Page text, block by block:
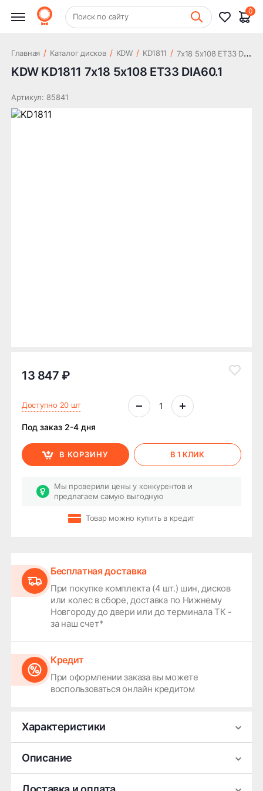
+7 (831) 261-35-35 Шиномонтаж
Поиск по сайту
0
Главная / Каталог дисков / KDW / KD1811 / 7
x18 5x108 ET33 DIA60.1
KDW KD1811 7x18 5x108 ET33 DIA60.1
Артикул: 85841
13 847 ₽
Доступно 20 шт
Под заказ 2-4 дня
В КОРЗИНУ В 1 КЛИК
Мы проверили цены у конкурентов и
предлагаем самую выгодную
Товар можно купить в кредит
Бесплатная доставка
При покупке комплекта (4 шт.) шин, дисков
или колес в сборе, доставка по Нижнему
Новгороду до двери или до терминала ТК -
за наш счет*
Кредит
При оформлении заказа вы можете
воспользоваться онлайн кредитом
Характеристики
Производитель
Ширина
7
Диаметр
18
Описание
Легковой литой диск KDW KD1811 серебристого